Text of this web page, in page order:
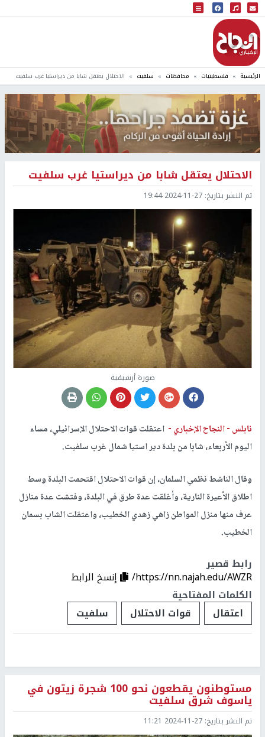
البث المباشر
إذاعة النجاح
الرئيسية فلسطينيات محافظات سلفيت الاحتلال يعتقل شابا من ديراستيا غرب سلفيت
الاحتلال يعتقل شابا من ديراستيا غرب سلفيت
تم النشر بتاريخ: 2024-11-27 19:44
صورة أرشيفية
نابلس -النجاح الإخباري - اعتقلت قوات الاحتلال الإسرائيلي، مساء
اليوم الأربعاء، شابا من بلدة دير استيا شمال غرب سلفيت.
وقال الناشط نظمي السلمان، إن قوات الاحتلال اقتحمت البلدة وسط
اطلاق الأعيرة النارية، وأغلقت عدة طرق في البلدة، وفتشت عدة منازل
عرف منها منزل المواطن زاهي زهدي الخطيب، واعتقلت الشاب بسمان
الخطيب.
رابط قصير
https://nn.najah.edu/AWZR/
إنسخ الرابط
الكلمات المفتاحية
اعتقال
قوات الاحتلال سلفيت
مستوطنون يقطعون نحو 100 شجرة زيتون في
ياسوف شرق سلفيت
تم النشر بتاريخ: 2024-11-27 11:21